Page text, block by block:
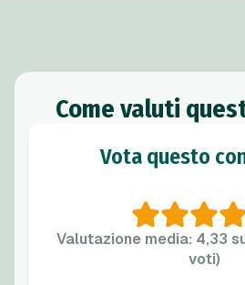
Come valuti
Vota questo
Valutazione media: 4,33
voti)